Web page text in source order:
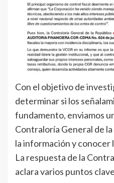
Con el objetivo de
determinar si los
fundamento, enviamos
Contraloría General de
la información y conocer
La respuesta de la
aclara varios puntos